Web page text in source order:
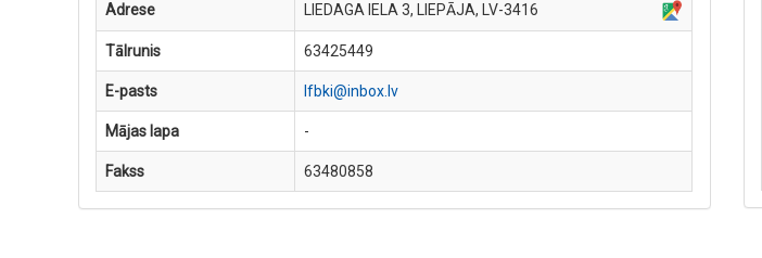
Adrese LIEDAGA IELA 3, LIEPĀJA, LV-3416
Tālrunis 63425449
E-pasts lfbki@inbox.lv
Mājas lapa -
Fakss 63480858